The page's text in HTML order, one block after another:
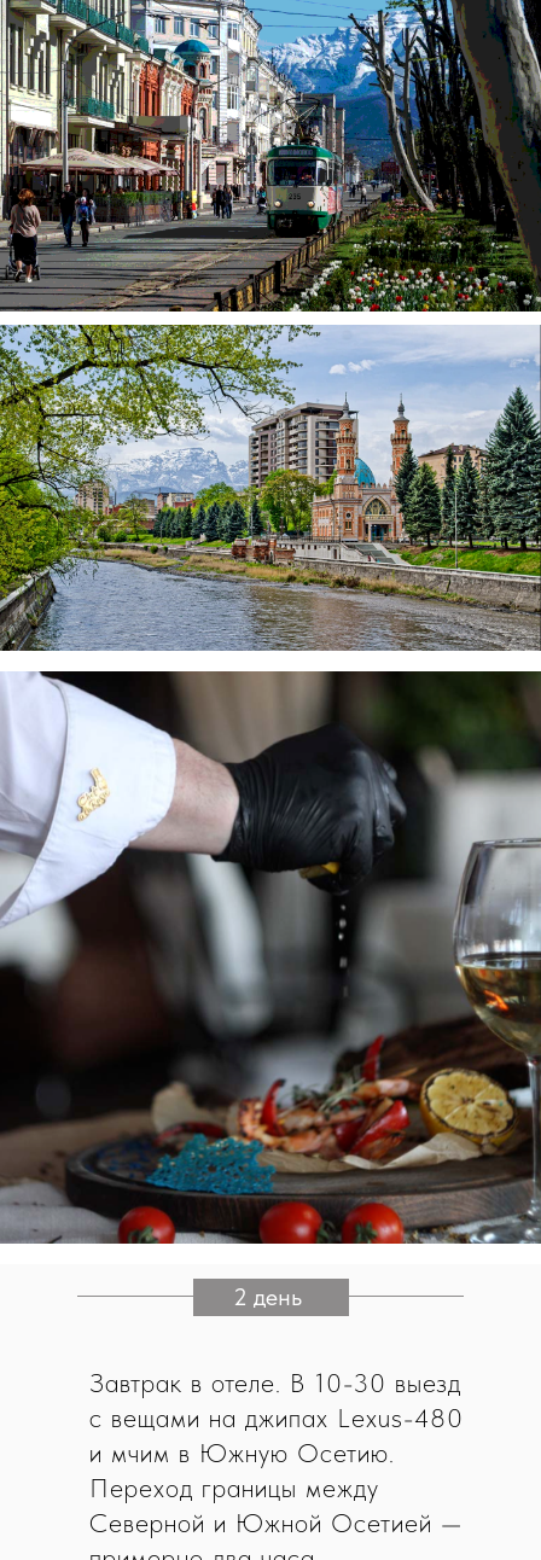
2 день
Завтрак в отеле. В 10-30 выезд
с вещами на джипах Lexus-480
и мчим в Южную Осетию.
Переход границы между
Северной и Южной Осетией —